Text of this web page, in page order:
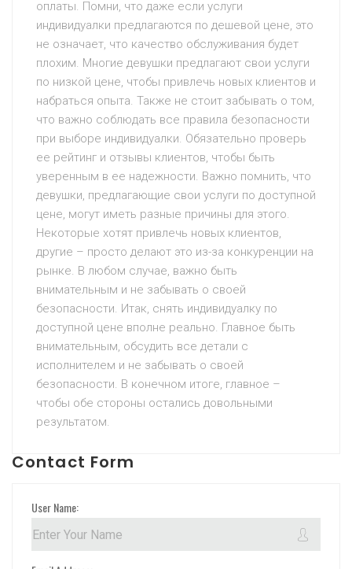
оплаты. Помни, что даже если услуги
индивидуалки предлагаются по дешевой цене, это
не означает, что качество обслуживания будет
плохим. Многие девушки предлагают свои услуги
по низкой цене, чтобы привлечь новых клиентов и
набраться опыта. Также не стоит забывать о том,
что важно соблюдать все правила безопасности
при выборе индивидуалки. Обязательно проверь
ее рейтинг и отзывы клиентов, чтобы быть
уверенным в ее надежности. Важно помнить, что
девушки, предлагающие свои услуги по доступной
цене, могут иметь разные причины для этого.
Некоторые хотят привлечь новых клиентов,
другие – просто делают это из-за конкуренции на
рынке. В любом случае, важно быть
внимательным и не забывать о своей
безопасности. Итак, снять индивидуалку по
доступной цене вполне реально. Главное быть
внимательным, обсудить все детали с
исполнителем и не забывать о своей
безопасности. В конечном итоге, главное –
чтобы обе стороны остались довольными
результатом.
Contact Form
User Name: